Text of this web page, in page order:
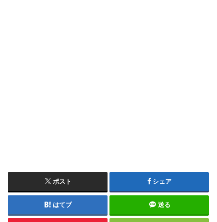
ポスト シェア
はてブ 送る